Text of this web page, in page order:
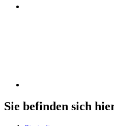
Sie befinden sich